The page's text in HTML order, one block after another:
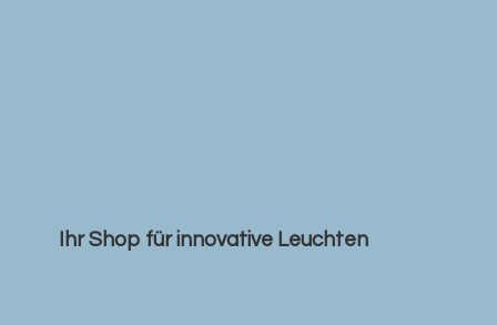
Ihr Shop fürinnovative Leuchten